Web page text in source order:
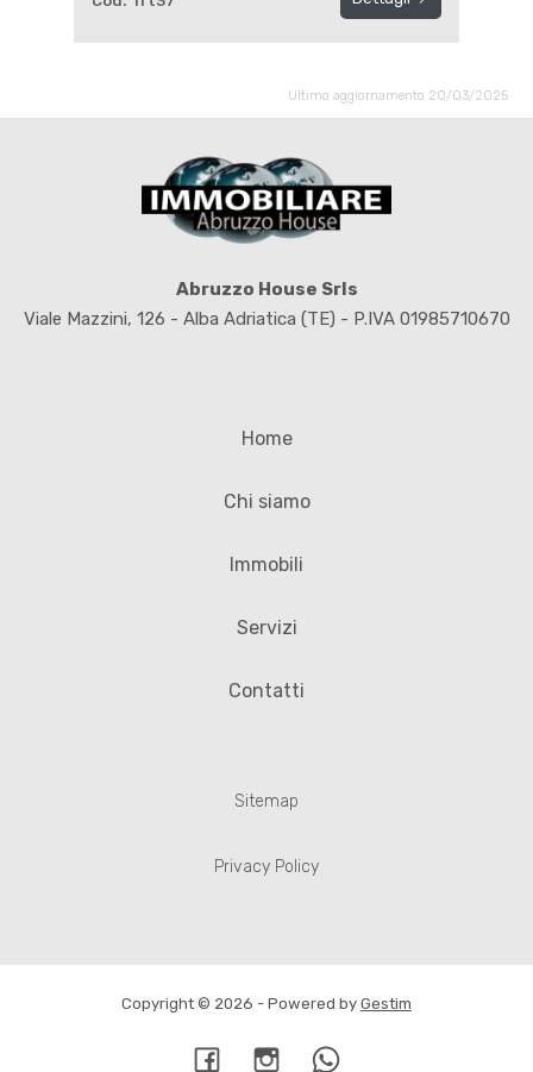
Ultimo aggiornamento 20/03/2025
Abruzzo House Srls
Viale Mazzini, 126 - Alba Adriatica (TE) - P.IVA 01985710670
Home
Chi siamo
Immobili
Servizi
Contatti
Sitemap
Privacy Policy
Copyright © 2026 - Powered by Gestim